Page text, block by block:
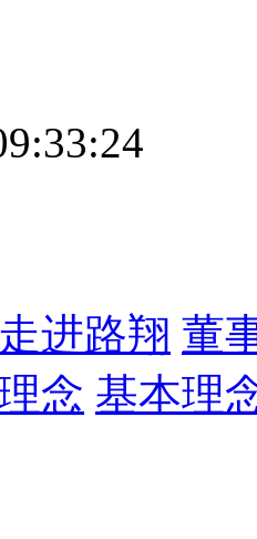
走进路翔 董
念 基本理